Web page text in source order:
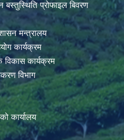
बस्तुस्थिति प्रोफाइल बिवरण
मन्त्रालय
कार्यक्रम
विकास कार्यक्रम
विभाग
कार्यालय